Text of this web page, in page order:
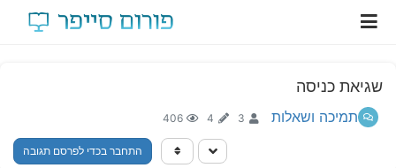
שגיאת כניסה
תמיכה ושאלות 3
4
406
התחבר בכדי לפרסם תגובה